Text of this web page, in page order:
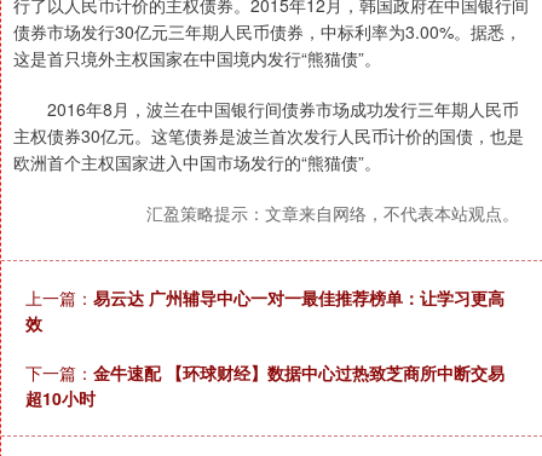
行了以人民币计价的主权债券。2015年12月，韩国政府在中国银行间
债券市场发行30亿元三年期人民币债券，中标利率为3.00%。据悉，
这是首只境外主权国家在中国境内发行“熊猫债”。
2016年8月，波兰在中国银行间债券市场成功发行三年期人民币
主权债券30亿元。这笔债券是波兰首次发行人民币计价的国债，也是
欧洲首个主权国家进入中国市场发行的“熊猫债”。
汇盈策略提示：文章来自网络，不代表本站观点。
上一篇： 易云达 广州辅导中心一对一最佳推荐榜单：让学习更高
效
下一篇： 金牛速配 【环球财经】数据中心过热致芝商所中断交易
超10小时